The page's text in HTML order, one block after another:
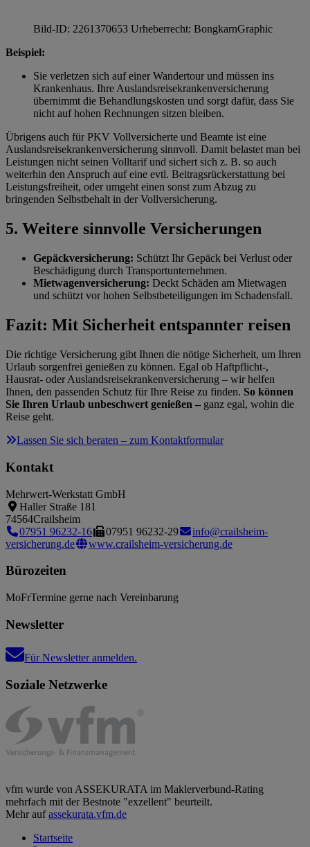
Bild-ID: 2261370653 Urheberrecht: BongkarnGraphic
Beispiel:
Sie verletzen sich auf einer Wandertour und müssen ins
Krankenhaus. Ihre Auslandsreisekrankenversicherung
übernimmt die Behandlungskosten und sorgt dafür, dass Sie
nicht auf hohen Rechnungen sitzen bleiben.
Übrigens auch für PKV Vollversicherte und Beamte ist eine
Auslandsreisekrankenversicherung sinnvoll. Damit belastet man bei
Leistungen nicht seinen Volltarif und sichert sich z. B. so auch
weiterhin den Anspruch auf eine evtl. Beitragsrückerstattung bei
Leistungsfreiheit, oder umgeht einen sonst zum Abzug zu
bringenden Selbstbehalt in der Vollversicherung.
5. Weitere sinnvolle Versicherungen
Gepäckversicherung: Schützt Ihr Gepäck bei Verlust oder
Beschädigung durch Transportunternehmen.
Mietwagenversicherung: Deckt Schäden am Mietwagen
und schützt vor hohen Selbstbeteiligungen im Schadensfall.
Fazit: Mit Sicherheit entspannter reisen
Die richtige Versicherung gibt Ihnen die nötige Sicherheit, um Ihren
Urlaub sorgenfrei genießen zu können. Egal ob Haftpflicht-,
Hausrat- oder Auslandsreisekrankenversicherung – wir helfen
Ihnen, den passenden Schutz für Ihre Reise zu finden. So können
Sie Ihren Urlaub unbeschwert genießen – ganz egal, wohin die
Reise geht.
Lassen Sie sich beraten – zum Kontaktformular
Kontakt
Mehrwert-Werkstatt GmbH
Haller Straße 181
74564Crailsheim
07951 96232-16
07951 96232-29
info@crailsheim-
versicherung.de
www.crailsheim-versicherung.de
Bürozeiten
MoFrTermine gerne nach Vereinbarung
Newsletter
Für Newsletter anmelden.
Soziale Netzwerke
vfm wurde von ASSEKURATA im Maklerverbund-Rating
mehrfach mit der Bestnote "exzellent" beurteilt.
Mehr aufassekurata.vfm.de
Startseite